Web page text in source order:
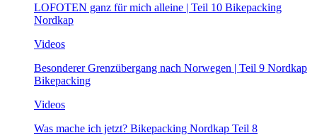
LOFOTEN ganz für mich alleine | Teil 10 Bikepacking
Nordkap
Videos
Besonderer Grenzübergang nach Norwegen | Teil 9 Nordkap
Bikepacking
Videos
Was mache ich jetzt? Bikepacking Nordkap Teil 8